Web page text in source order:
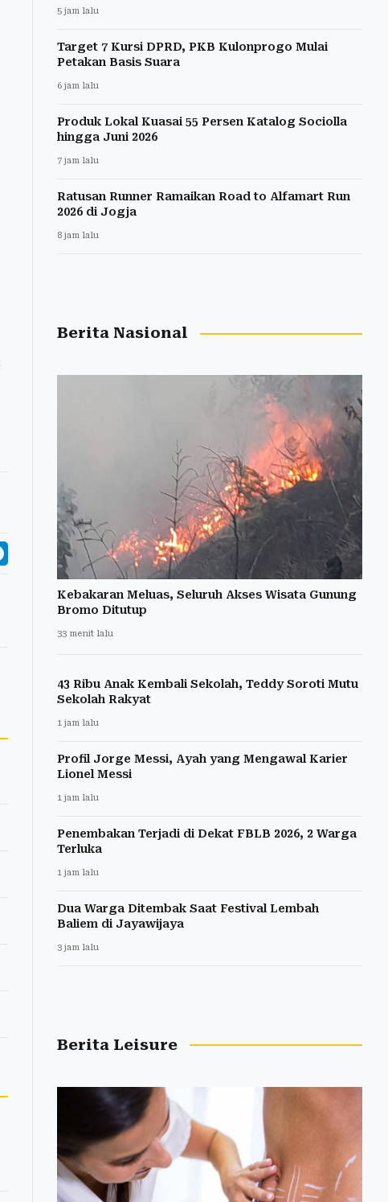
5 jam lalu
Target 7 Kursi DPRD, PKB Kulonprogo Mulai
Petakan Basis Suara
6 jam lalu
Produk Lokal Kuasai 55 Persen Katalog Sociolla
hingga Juni 2026
7 jam lalu
Ratusan Runner Ramaikan Road to Alfamart Run
2026 di Jogja
8 jam lalu
Berita Nasional
Kebakaran Meluas, Seluruh Akses Wisata Gunung
Bromo Ditutup
33 menit lalu
43 Ribu Anak Kembali Sekolah, Teddy Soroti Mutu
Sekolah Rakyat
1 jam lalu
Profil Jorge Messi, Ayah yang Mengawal Karier
Lionel Messi
1 jam lalu
Penembakan Terjadi di Dekat FBLB 2026, 2 Warga
Terluka
1 jam lalu
Dua Warga Ditembak Saat Festival Lembah
Baliem di Jayawijaya
3 jam lalu
Berita Leisure